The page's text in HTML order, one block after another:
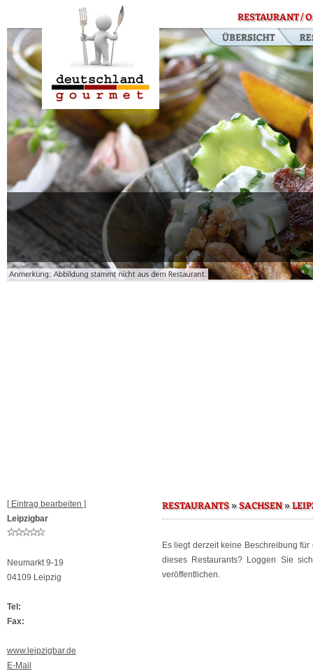
RESTAURANT /
[ Eintrag bearbeiten ]
Leipzigbar
Neumarkt 9-19
04109 Leipzig
Tel:
Fax:
www.leipzigbar.de
E-Mail
RESTAURANTS»SACHSEN»
Es liegt derzeit keine Beschreibung
dieses Restaurants? Loggen Sie
veröffentlichen.